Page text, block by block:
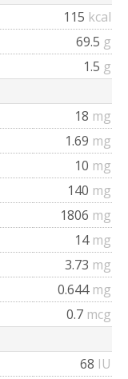
115 kcal
69.5 g
1.5 g
18 mg
1.69 mg
10 mg
140 mg
1806 mg
14 mg
3.73 mg
0.644 mg
0.7 mcg
68 IU